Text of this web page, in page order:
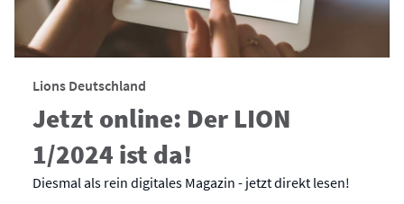
Lions Deutschland
Jetzt online: Der LION
1/2024 ist da!
Diesmal als rein digitales Magazin - jetzt direkt lesen!